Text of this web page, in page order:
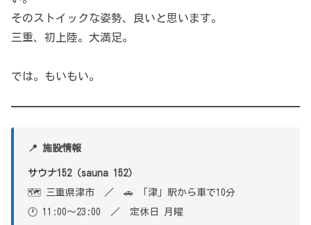
そのストイックな姿勢、良いと思います。
三重、初上陸。大満足。
では。もいもい。
📍 施設情報
サウナ152（sauna 152）
🗺 三重県津市 ／ 🚗 「津」駅から車で10分
🕐 11:00〜23:00 ／ 定休日 月曜